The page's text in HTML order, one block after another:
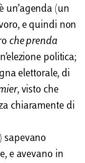
un’agenda (un
e quindi non
che prenda
politica;
elettorale, di
, visto che
chiaramente di
sapevano
e avevano in